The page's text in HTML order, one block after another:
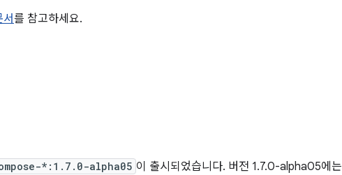
를 참고하세요.
*:1.7.0-alpha05 이 출시되었습니다. 버전 1.7.0-alpha05에는